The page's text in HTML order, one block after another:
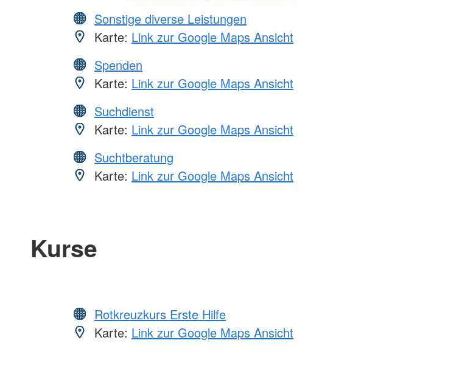
Sonstige diverse Leistungen
Karte: Link zur Google Maps Ansicht
Spenden
Karte: Link zur Google Maps Ansicht
Suchdienst
Karte: Link zur Google Maps Ansicht
Suchtberatung
Karte: Link zur Google Maps Ansicht
Kurse
Rotkreuzkurs Erste Hilfe
Karte: Link zur Google Maps Ansicht